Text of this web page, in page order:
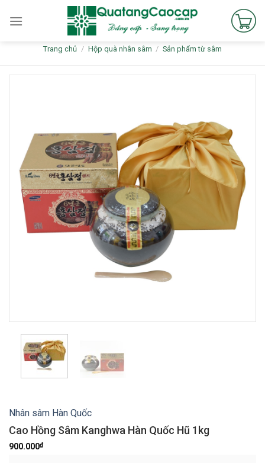
Trang chủ / Hộp quà nhân sâm / Sản phẩm từ sâm
Nhân sâm Hàn Quốc
Cao Hồng Sâm Kanghwa Hàn Quốc Hũ 1kg
900.000₫